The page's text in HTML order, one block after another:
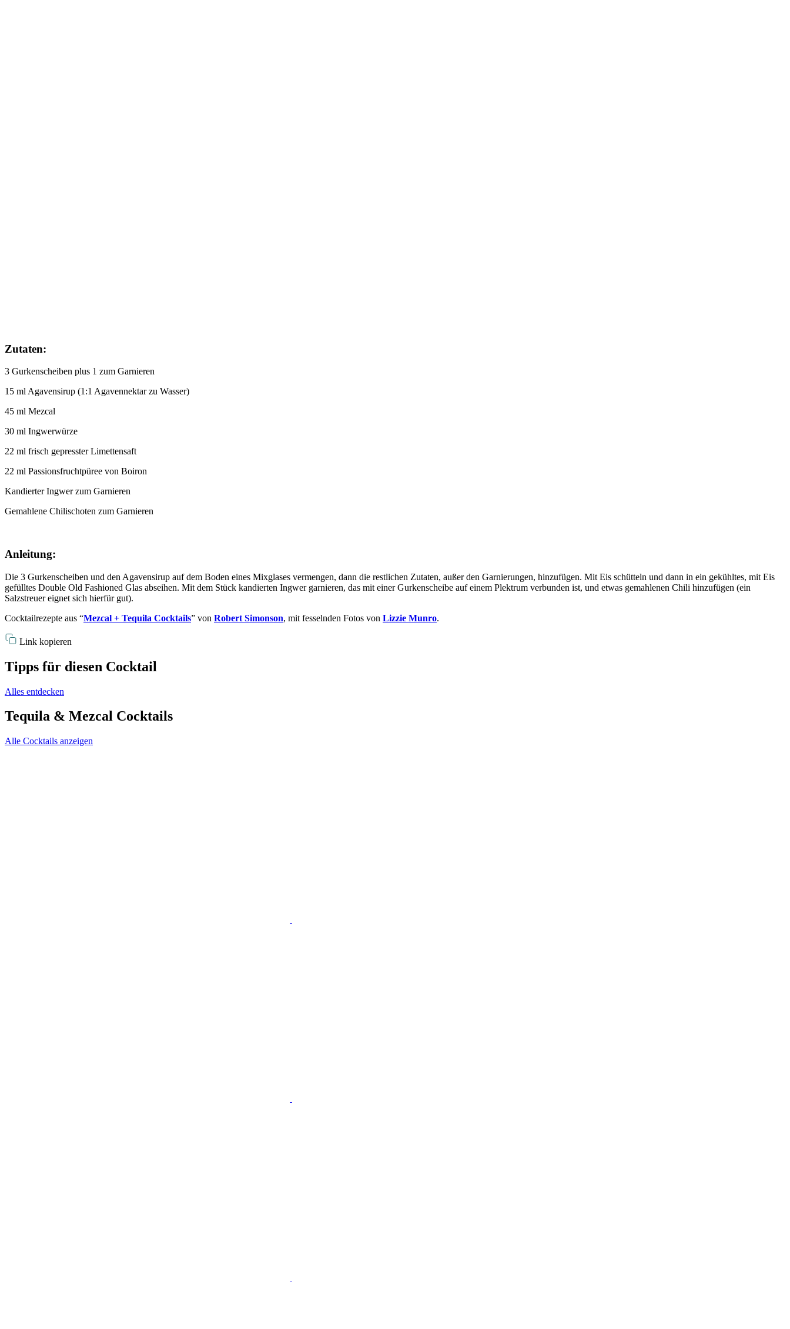
Zutaten:
3 Gurkenscheiben plus 1 zum Garnieren
15 ml Agavensirup (1:1 Agavennektar zu Wasser)
45 ml Mezcal
30 ml Ingwerwürze
22 ml frisch gepresster Limettensaft
22 ml Passionsfruchtpüree von Boiron
Kandierter Ingwer zum Garnieren
Gemahlene Chilischoten zum Garnieren
Anleitung:
Die 3 Gurkenscheiben und den Agavensirup auf dem Boden eines Mixglases vermengen, dann die restlichen Zutaten, außer den Garnierungen, hinzufügen. Mit Eis schütteln und dann in ein gekühltes, mit Eis
gefülltes Double Old Fashioned Glas abseihen. Mit dem Stück kandierten Ingwer garnieren, das mit einer Gurkenscheibe auf einem Plektrum verbunden ist, und etwas gemahlenen Chili hinzufügen (ein
Salzstreuer eignet sich hierfür gut).
Cocktailrezepte aus “Mezcal + Tequila Cocktails” von Robert Simonson, mit fesselnden Fotos von Lizzie Munro.
Link kopieren
Tipps für diesen Cocktail
Alles entdecken
Tequila & Mezcal Cocktails
Alle Cocktails anzeigen